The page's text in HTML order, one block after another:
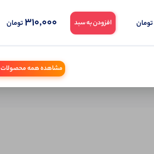
تومان افزودن به سبد 310,000تومان
مشاهده همه محصولات